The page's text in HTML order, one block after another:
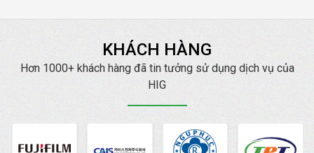
nhanh chóng với chi phí
KHÁCH HÀNG
Hơn 1000+ khách hàng đã tin tưởng sử dụng dịch vụ của
HIG